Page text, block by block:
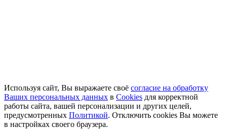
Используя сайт, Вы выражаете своё согласие на обработку
Ваших персональных данных в Cookies для корректной
работы сайта, вашей персонализации и других целей,
предусмотренных Политикой. Отключить cookies Вы можете
в настройках своего браузера.